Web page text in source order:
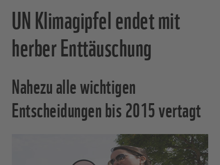
UN Klimagipfel endet mit
herber Enttäuschung
Nahezu alle wichtigen
Entscheidungen bis 2015 vertagt